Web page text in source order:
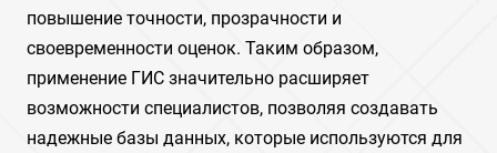
повышение точности, прозрачности и
своевременности оценок. Таким образом,
применение ГИС значительно расширяет
возможности специалистов, позволяя создавать
надежные базы данных, которые используются для